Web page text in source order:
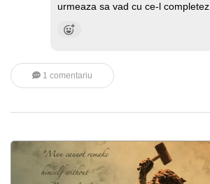
urmeaza sa vad cu ce-l completez.
1 comentariu